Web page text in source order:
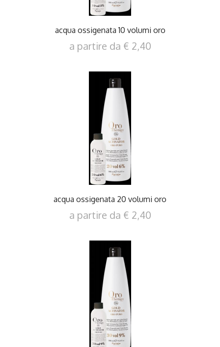
acqua ossigenata 10 volumi oro
a partire da € 2,40
DETTAGLI
acqua ossigenata 20 volumi oro
a partire da € 2,40
DETTAGLI